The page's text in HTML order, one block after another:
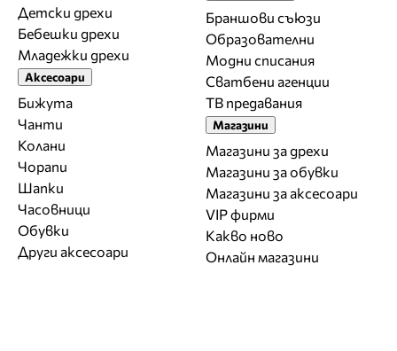
Детски дрехи
Бебешки дрехи
Младежки дрехи
Аксесоари
Бижута
Чанти
Колани
Чорапи
Шапки
Часовници
Обувки
Други аксесоари
Браншови съюзи
Образователни
Модни списания
Сватбени агенции
ТВ предавания
Магазини
Магазини за дрехи
Магазини за обувки
Магазини за aксесоари
VIP фирми
Какво ново
Онлайн магазини